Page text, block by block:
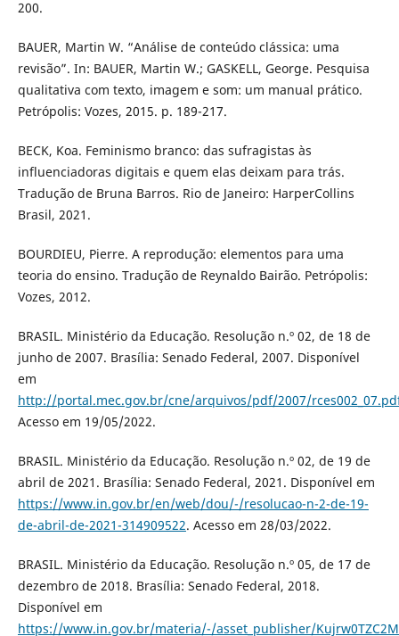
200.
BAUER, Martin W. “Análise de conteúdo clássica: uma
revisão”. In: BAUER, Martin W.; GASKELL, George. Pesquisa
qualitativa com texto, imagem e som: um manual prático.
Petrópolis: Vozes, 2015. p. 189-217.
BECK, Koa. Feminismo branco: das sufragistas às
influenciadoras digitais e quem elas deixam para trás.
Tradução de Bruna Barros. Rio de Janeiro: HarperCollins
Brasil, 2021.
BOURDIEU, Pierre. A reprodução: elementos para uma
teoria do ensino. Tradução de Reynaldo Bairão. Petrópolis:
Vozes, 2012.
BRASIL. Ministério da Educação. Resolução n.º 02, de 18 de
junho de 2007. Brasília: Senado Federal, 2007. Disponível
em
http://portal.mec.gov.br/cne/arquivos/pdf/2007/
Acesso em 19/05/2022.
BRASIL. Ministério da Educação. Resolução n.º 02, de 19 de
abril de 2021. Brasília: Senado Federal, 2021. Disponível em
https://www.in.gov.br/en/web/dou/-/resolucao-n-2-de-19-
de-abril-de-2021-314909522. Acesso em 28/03/2022.
BRASIL. Ministério da Educação. Resolução n.º 05, de 17 de
dezembro de 2018. Brasília: Senado Federal, 2018.
Disponível em
https://www.in.gov.br/materia/-/asset_publisher/